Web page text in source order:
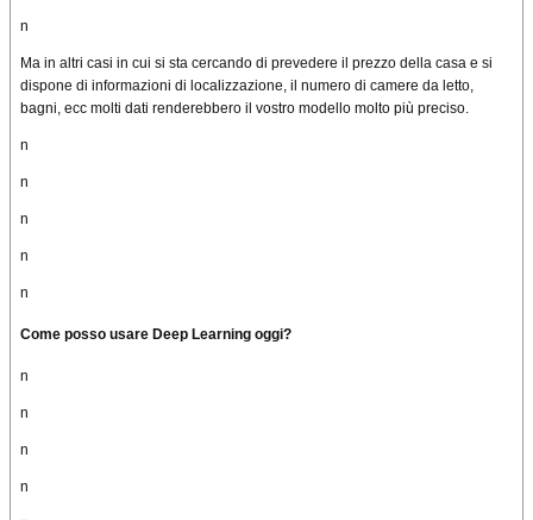
n
Ma in altri casi in cui si sta cercando di prevedere il prezzo della casa e si
dispone di informazioni di localizzazione, il numero di camere da letto,
bagni, ecc molti dati renderebbero il vostro modello molto più preciso.
n
n
n
n
n
Come posso usare Deep Learning oggi?
n
n
n
n